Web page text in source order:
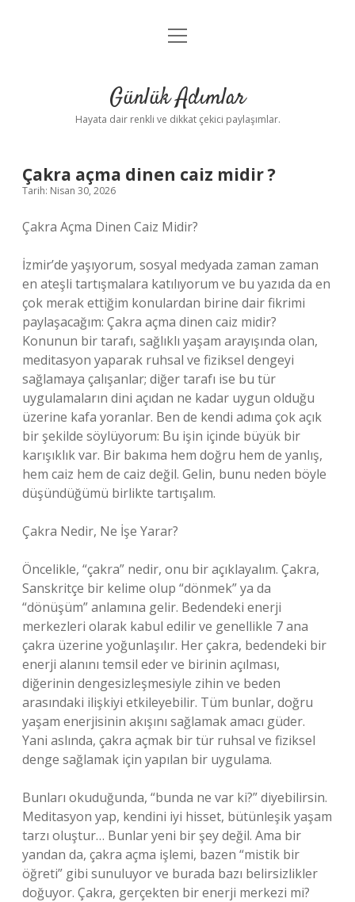
Anasayfa
Yasal Uyarı
menüyü
Günlük Adımlar
Hayata dair renkli ve dikkat çekici paylaşımlar.
Çakra açma dinen caiz midir ?
Tarih: Nisan 30, 2026
Çakra Açma Dinen Caiz Midir?
İzmir’de yaşıyorum, sosyal medyada zaman zaman
en ateşli tartışmalara katılıyorum ve bu yazıda da en
çok merak ettiğim konulardan birine dair fikrimi
paylaşacağım: Çakra açma dinen caiz midir?
Konunun bir tarafı, sağlıklı yaşam arayışında olan,
meditasyon yaparak ruhsal ve fiziksel dengeyi
sağlamaya çalışanlar; diğer tarafı ise bu tür
uygulamaların dini açıdan ne kadar uygun olduğu
üzerine kafa yoranlar. Ben de kendi adıma çok açık
bir şekilde söylüyorum: Bu işin içinde büyük bir
karışıklık var. Bir bakıma hem doğru hem de yanlış,
hem caiz hem de caiz değil. Gelin, bunu neden böyle
düşündüğümü birlikte tartışalım.
Çakra Nedir, Ne İşe Yarar?
Öncelikle, “çakra” nedir, onu bir açıklayalım. Çakra,
Sanskritçe bir kelime olup “dönmek” ya da
“dönüşüm” anlamına gelir. Bedendeki enerji
merkezleri olarak kabul edilir ve genellikle 7 ana
çakra üzerine yoğunlaşılır. Her çakra, bedendeki bir
enerji alanını temsil eder ve birinin açılması,
diğerinin dengesizleşmesiyle zihin ve beden
arasındaki ilişkiyi etkileyebilir. Tüm bunlar, doğru
yaşam enerjisinin akışını sağlamak amacı güder.
Yani aslında, çakra açmak bir tür ruhsal ve fiziksel
denge sağlamak için yapılan bir uygulama.
Bunları okuduğunda, “bunda ne var ki?” diyebilirsin.
Meditasyon yap, kendini iyi hisset, bütünleşik yaşam
tarzı oluştur… Bunlar yeni bir şey değil. Ama bir
yandan da, çakra açma işlemi, bazen “mistik bir
öğreti” gibi sunuluyor ve burada bazı belirsizlikler
doğuyor. Çakra, gerçekten bir enerji merkezi mi?